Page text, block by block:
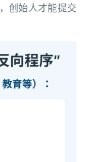
创始人才能提交